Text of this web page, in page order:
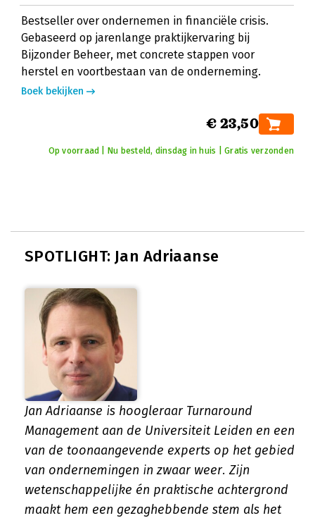
Bestseller over ondernemen in financiële crisis.
Gebaseerd op jarenlange praktijkervaring bij
Bijzonder Beheer, met concrete stappen voor
herstel en voortbestaan van de onderneming.
Boek bekijken
€ 23,50
Op voorraad | Nu besteld, dinsdag in huis | Gratis verzonden
SPOTLIGHT: Jan Adriaanse
Jan Adriaanse is hoogleraar Turnaround
Management aan de Universiteit Leiden en een
van de toonaangevende experts op het gebied
van ondernemingen in zwaar weer. Zijn
wetenschappelijke én praktische achtergrond
maakt hem een gezaghebbende stem als het